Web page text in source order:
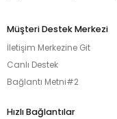
Müşteri Destek Merkezi
İletişim Merkezine Git
Canlı Destek
Bağlantı Metni#2
Hızlı Bağlantılar